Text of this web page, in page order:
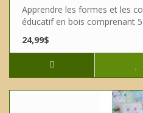
Apprendre les formes et les
éducatif en bois comprenant
24,99$